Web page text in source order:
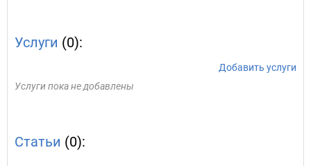
Услуги (0):
Добавить услуги
Услуги пока не добавлены
Статьи (0):